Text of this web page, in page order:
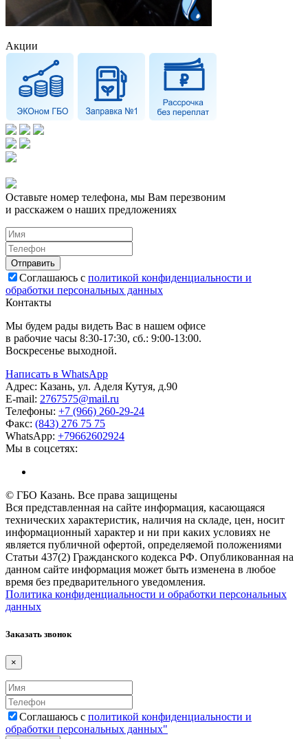
Акции
Оставьте номер телефона, мы Вам перезвоним
и расскажем о наших предложениях
Соглашаюсь с политикой конфиденциальности и
обработки персональных данных
Контакты
Мы будем рады видеть Вас в нашем офисе
в рабочие часы 8:30-17:30, сб.: 9:00-13:00.
Воскресенье выходной.
Написать в WhatsApp
Адрес: Казань, ул. Аделя Кутуя, д.90
E-mail: 2767575@mail.ru
Телефоны: +7 (966) 260-29-24
Факс: (843) 276 75 75
WhatsApp: +79662602924
Мы в соцсетях:
© ГБО Казань. Все права защищены
Вся представленная на сайте информация, касающаяся
технических характеристик, наличия на складе, цен, носит
информационный характер и ни при каких условиях не
является публичной офертой, определяемой положениями
Статьи 437(2) Гражданского кодекса РФ. Опубликованная на
данном сайте информация может быть изменена в любое
время без предварительного уведомления.
Политика конфиденциальности и обработки персональных
данных
Заказать звонок
×
Соглашаюсь с политикой конфиденциальности и
обработки персональных данных"